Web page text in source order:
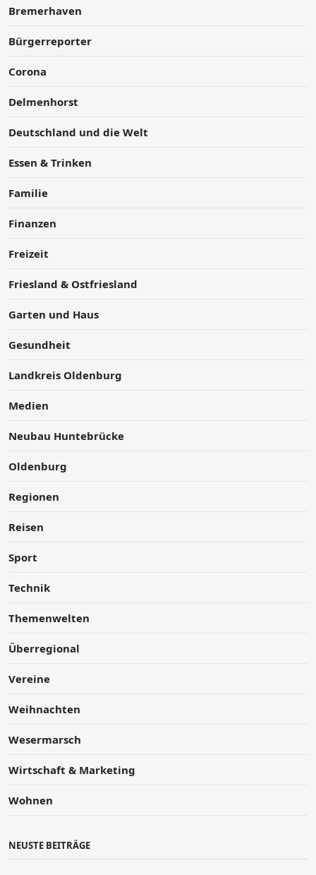
Bremerhaven
Bürgerreporter
Corona
Delmenhorst
Deutschland und die Welt
Essen & Trinken
Familie
Finanzen
Freizeit
Friesland & Ostfriesland
Garten und Haus
Gesundheit
Landkreis Oldenburg
Medien
Neubau Huntebrücke
Oldenburg
Regionen
Reisen
Sport
Technik
Themenwelten
Überregional
Vereine
Weihnachten
Wesermarsch
Wirtschaft & Marketing
Wohnen
NEUSTE BEITRÄGE